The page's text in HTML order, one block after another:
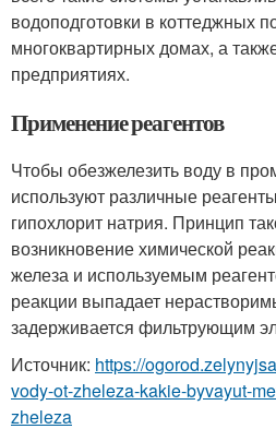
водоподготовки в коттеджных
многоквартирных домах, а
предприятиях.
Применение реагентов
Чтобы обезжелезить воду в
используют различные
гипохлорит натрия. Принцип
возникновение химической
железа и используемым
реакции выпадает
задерживается фильтрующим
Источник: https://
vody-ot-zheleza-kakie-byvayut-
zheleza